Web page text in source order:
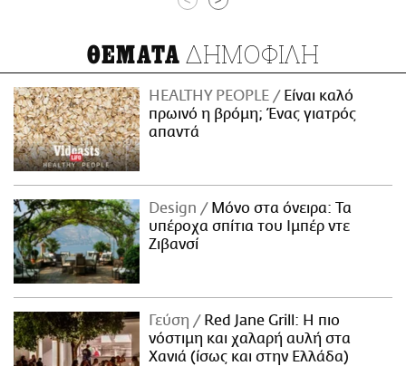
ΘΕΜΑΤΑ ΔΗΜΟΦΙΛΗ
HEALTHY PEOPLE
Είναι καλό
πρωινό η βρόμη; Ένας γιατρός
απαντά
Design
Μόνο στα όνειρα: Τα
υπέροχα σπίτια του Ιμπέρ ντε
Ζιβανσί
Γεύση
Red Jane Grill: Η πιο
νόστιμη και χαλαρή αυλή στα
Χανιά (ίσως και στην Ελλάδα)